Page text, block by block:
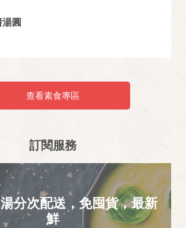
圓
查看素食專區
訂閱服務
分次配送，免囤貨，最新
鮮